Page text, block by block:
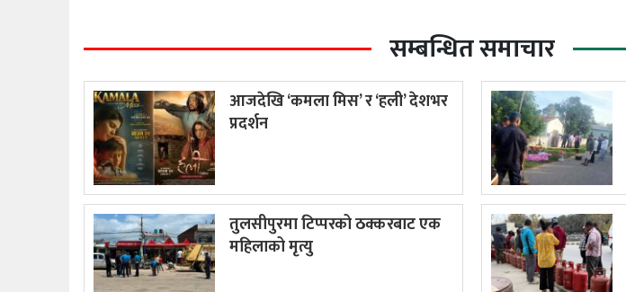
सम्बन्धित समाचार
आजदेखि ‘कमला मिस’ र ‘हली’ देशभर
प्रदर्शन
तुलसीपुरमा टिप्परको ठक्करबाट एक
महिलाको मृत्यु